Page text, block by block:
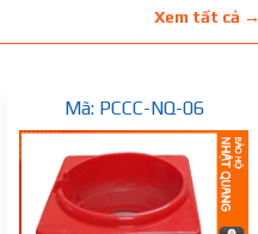
Xem tất cả →
Mã: PCCC-NQ-06